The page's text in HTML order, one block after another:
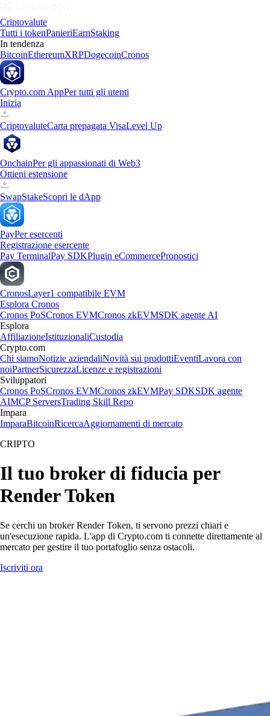
Criptovalute
Tutti i tokenPanieriEarnStaking
In tendenza
BitcoinEthereumXRPDogecoinCronos
Crypto.com AppPer tutti gli utenti
Inizia
CriptovaluteCarta prepagata VisaLevel Up
OnchainPer gli appassionati di Web3
Ottieni estensione
SwapStakeScopri le dApp
PayPer esercenti
Registrazione esercente
Pay TerminalPay SDKPlugin eCommercePronostici
CronosLayer1 compatibile EVM
Esplora Cronos
Cronos PoSCronos EVMCronos zkEVMSDK agente AI
Esplora
AffiliazioneIstituzionaliCustodia
Crypto.com
Chi siamoNotizie aziendaliNovità sui prodottiEventiLavora con
noiPartnerSicurezzaLicenze e registrazioni
Sviluppatori
Cronos PoSCronos EVMCronos zkEVMPay SDKSDK agente
AIMCP ServersTrading Skill Repo
Impara
ImparaBitcoinRicercaAggiornamenti di mercato
CRIPTO
Il tuo broker di fiducia per
Render Token
Se cerchi un broker Render Token, ti servono prezzi chiari e
un'esecuzione rapida. L'app di Crypto.com ti connette direttamente al
mercato per gestire il tuo portafoglio senza ostacoli.
Iscriviti ora